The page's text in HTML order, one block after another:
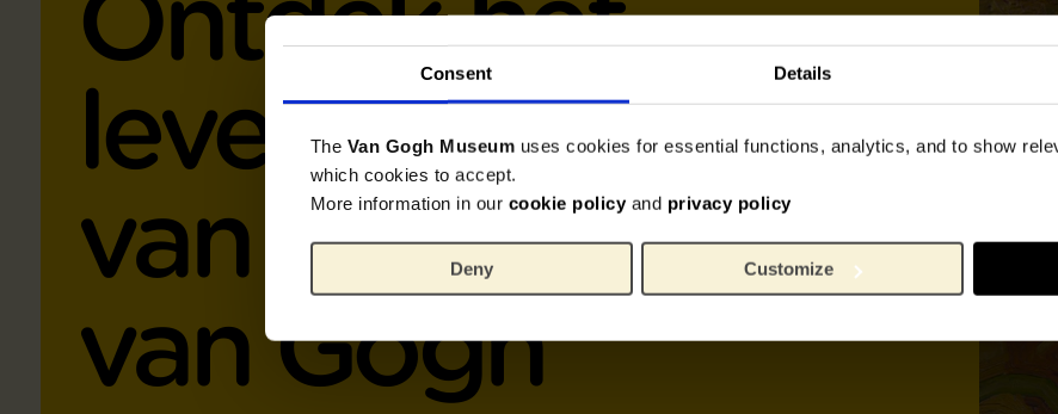
Consent Details
The Van Gogh Museum uses cookies for essential functions, analytics, and to show
which cookies to accept.
More information in our cookie policy and privacy policy
Deny Customize
leven en werk
van Vincent
van Gogh